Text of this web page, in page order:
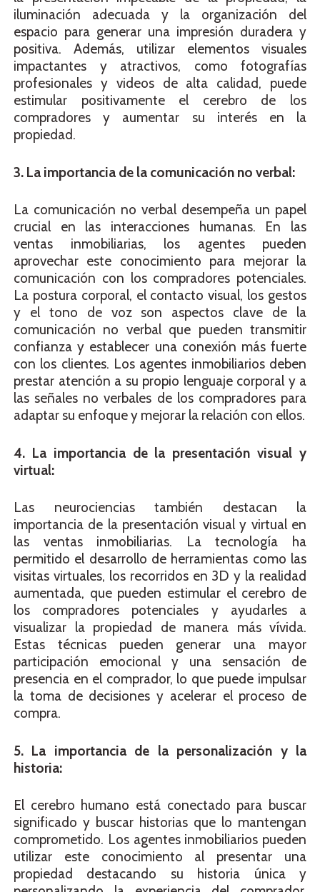
iluminación adecuada y la organización del
espacio para generar una impresión duradera y
positiva. Además, utilizar elementos visuales
impactantes y atractivos, como fotografías
profesionales y videos de alta calidad, puede
estimular positivamente el cerebro de los
compradores y aumentar su interés en la
propiedad.
3. La importancia de la comunicación no verbal:
La comunicación no verbal desempeña un papel
crucial en las interacciones humanas. En las
ventas inmobiliarias, los agentes pueden
aprovechar este conocimiento para mejorar la
comunicación con los compradores potenciales.
La postura corporal, el contacto visual, los gestos
y el tono de voz son aspectos clave de la
comunicación no verbal que pueden transmitir
confianza y establecer una conexión más fuerte
con los clientes. Los agentes inmobiliarios deben
prestar atención a su propio lenguaje corporal y a
las señales no verbales de los compradores para
adaptar su enfoque y mejorar la relación con ellos.
4. La importancia de la presentación visual y
virtual:
Las neurociencias también destacan la
importancia de la presentación visual y virtual en
las ventas inmobiliarias. La tecnología ha
permitido el desarrollo de herramientas como las
visitas virtuales, los recorridos en 3D y la realidad
aumentada, que pueden estimular el cerebro de
los compradores potenciales y ayudarles a
visualizar la propiedad de manera más vívida.
Estas técnicas pueden generar una mayor
participación emocional y una sensación de
presencia en el comprador, lo que puede impulsar
la toma de decisiones y acelerar el proceso de
compra.
5. La importancia de la personalización y la
historia:
El cerebro humano está conectado para buscar
significado y buscar historias que lo mantengan
comprometido. Los agentes inmobiliarios pueden
utilizar este conocimiento al presentar una
propiedad destacando su historia única y